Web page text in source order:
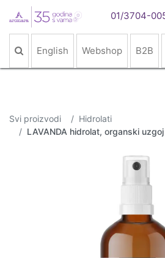
01/3704-
English Webshop B2B
Svi proizvodi
Hidrolati
LAVANDA hidrolat, organski